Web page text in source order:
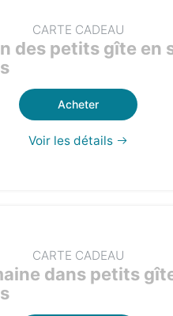
CARTE CADEAU
des petits gîte en
Acheter
Voir les détails
CARTE CADEAU
dans petits